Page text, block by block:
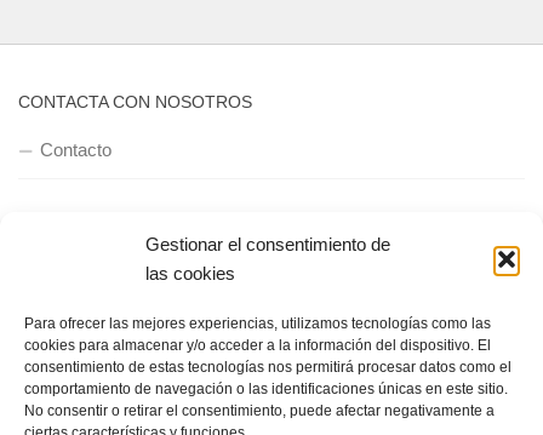
Gestionar el consentimiento de
las cookies
Para ofrecer las mejores experiencias, utilizamos tecnologías como las
cookies para almacenar y/o acceder a la información del dispositivo. El
consentimiento de estas tecnologías nos permitirá procesar datos como el
comportamiento de navegación o las identificaciones únicas en este sitio.
No consentir o retirar el consentimiento, puede afectar negativamente a
CONTACTA CON NOSOTROS
Contacto
QUIENES SOMOS
POLÍTICA DE PRIVACIDAD